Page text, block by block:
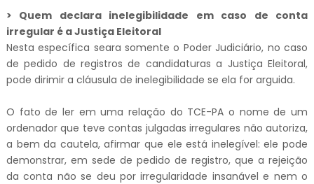
> Quem declara inelegibilidade em caso de conta
irregular é a Justiça Eleitoral
Nesta específica seara somente o Poder Judiciário, no caso
de pedido de registros de candidaturas a Justiça Eleitoral,
pode dirimir a cláusula de inelegibilidade se ela for arguida.
O fato de ler em uma relação do TCE-PA o nome de um
ordenador que teve contas julgadas irregulares não autoriza,
a bem da cautela, afirmar que ele está inelegível: ele pode
demonstrar, em sede de pedido de registro, que a rejeição
da conta não se deu por irregularidade insanável e nem o